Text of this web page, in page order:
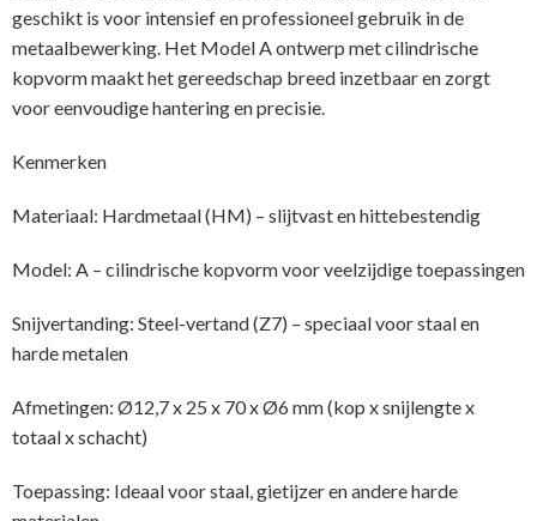
geschikt is voor intensief en professioneel gebruik in de
metaalbewerking. Het Model A ontwerp met cilindrische
kopvorm maakt het gereedschap breed inzetbaar en zorgt
voor eenvoudige hantering en precisie.
Kenmerken
Materiaal: Hardmetaal (HM) – slijtvast en hittebestendig
Model: A – cilindrische kopvorm voor veelzijdige toepassingen
Snijvertanding: Steel-vertand (Z7) – speciaal voor staal en
harde metalen
Afmetingen: Ø12,7 x 25 x 70 x Ø6 mm (kop x snijlengte x
totaal x schacht)
Toepassing: Ideaal voor staal, gietijzer en andere harde